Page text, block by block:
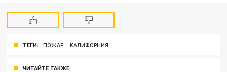
ТЕГИ: ПОЖАР КАЛИФОРНИЯ
ЧИТАЙТЕ ТАКЖЕ: